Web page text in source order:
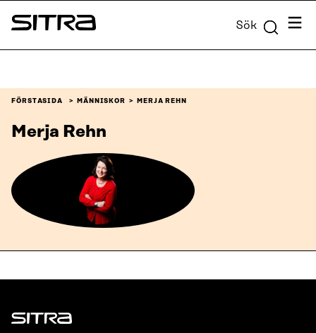
Skip to
content
Sitra Sök Meny
FÖRSTASIDA MÄNNISKOR MERJA REHN
Merja Rehn
Sitra